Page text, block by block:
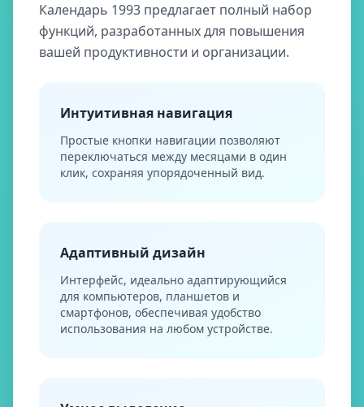
Календарь 1993 предлагает полный набор
функций, разработанных для повышения
вашей продуктивности и организации.
Интуитивная навигация
Простые кнопки навигации позволяют
переключаться между месяцами в один
клик, сохраняя упорядоченный вид.
Адаптивный дизайн
Интерфейс, идеально адаптирующийся
для компьютеров, планшетов и
смартфонов, обеспечивая удобство
использования на любом устройстве.